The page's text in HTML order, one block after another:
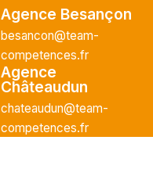
Agence Besançon
besancon@team-
competences.fr
Agence
Châteaudun
chateaudun@team-
competences.fr